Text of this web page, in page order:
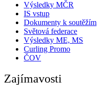
Výsledky MČR
IS vstup
Dokumenty k soutěžím
Světová federace
Výsledky ME, MS
Curling Promo
ČOV
Zajímavosti